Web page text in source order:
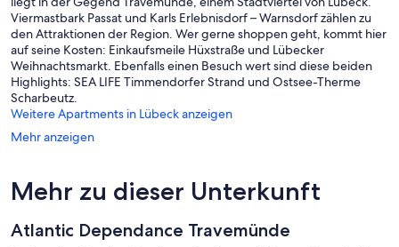
Viermastbark Passat und Karls Erlebnisdorf – Warnsdorf zählen zu
den Attraktionen der Region. Wer gerne shoppen geht, kommt hier
auf seine Kosten: Einkaufsmeile Hüxstraße und Lübecker
Weihnachtsmarkt. Ebenfalls einen Besuch wert sind diese beiden
Highlights: SEA LIFE Timmendorfer Strand und Ostsee-Therme
Scharbeutz.
Weitere Apartments in Lübeck anzeigen
Mehr anzeigen
Mehr zu dieser Unterkunft
Atlantic Dependance Travemünde